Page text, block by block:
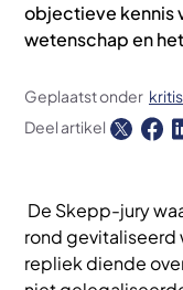
objectieve kennis
wetenschap en
Geplaatst onder
Deel artikel
De Skepp-jury
rond gevitaliseerd
repliek diende